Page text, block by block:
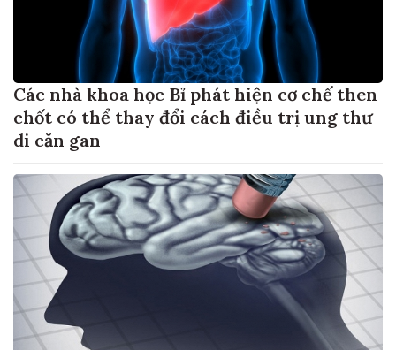
Các nhà khoa học Bỉ phát hiện cơ chế then
chốt có thể thay đổi cách điều trị ung thư
di căn gan